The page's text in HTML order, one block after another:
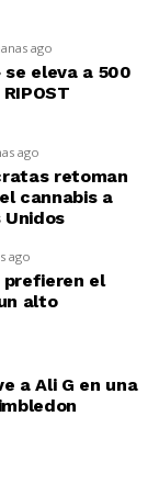
ago
eleva a 500
ago
retoman
cannabis a
ago
prefieren el
alto
a Ali G en una